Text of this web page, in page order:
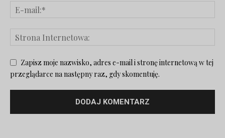
Zapisz moje nazwisko, adres e-mail i stronę internetową w tej
przeglądarce na następny raz, gdy skomentuję.